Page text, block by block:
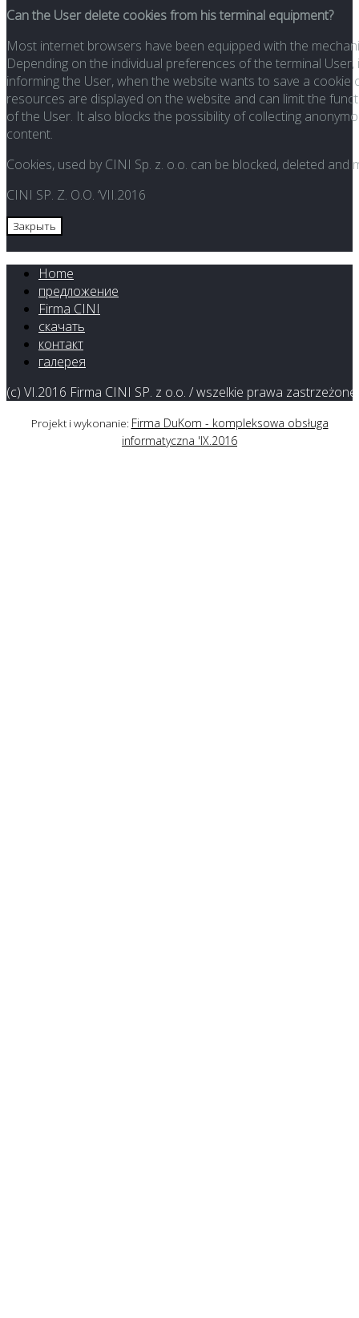
Can the User delete cookies from his terminal equipment?
Most internet browsers have been equipped with the
Depending on the individual preferences of the terminal
informing the User, when the website wants to save a
resources are displayed on the website and can limit the
of the User. It also blocks the possibility of collecting
content.
Cookies, used by CINI Sp. z. o.o. can be blocked, deleted
CINI SP. Z. O.O. ‘VII.2016
Закрыть
Home
предложение
Firma CINI
скачать
контакт
галерея
(c) VI.2016 Firma CINI SP. z o.o. / wszelkie prawa zastrzeżone
Projekt i wykonanie: Firma DuKom - kompleksowa obsługa
informatyczna 'IX.2016